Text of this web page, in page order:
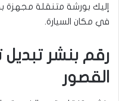
إليك بورشة متنقلة مجهزة
في مكان السيارة.
القصور